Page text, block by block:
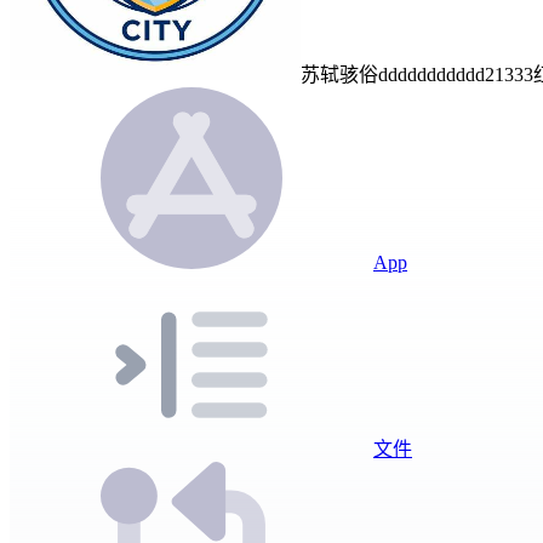
苏轼骇俗
App
文件